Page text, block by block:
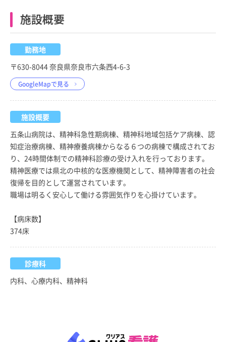
施設概要
勤務地
〒630-8044 奈良県奈良市六条西4-6-3
GoogleMapで見る
施設概要
五条山病院は、精神科急性期病棟、精神科地域包括ケア病棟、認
知症治療病棟、精神療養病棟からなる６つの病棟で構成されてお
り、24時間体制での精神科診療の受け入れを行っております。
精神医療では県北の中核的な医療機関として、精神障害者の社会
復帰を目的として運営されています。
職場は明るく安心して働ける雰囲気作りを心掛けています。
【病床数】
374床
診療科
内科、心療内科、精神科